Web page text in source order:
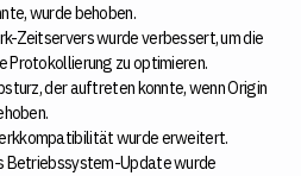
wurde behoben.
Zeitservers wurde verbessert, um die
Protokollierung zu optimieren.
der auftreten konnte, wenn Origin
wurde erweitert.
Betriebssystem-Update wurde